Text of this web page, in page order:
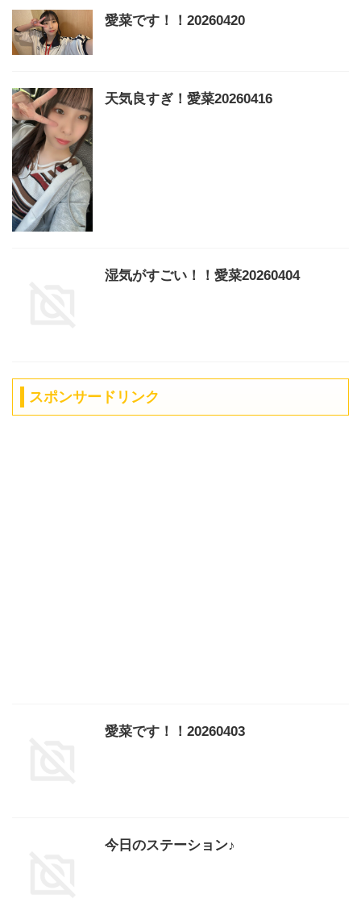
愛菜です！！20260420
天気良すぎ！愛菜20260416
湿気がすごい！！愛菜20260404
スポンサードリンク
愛菜です！！20260403
今日のステーション♪